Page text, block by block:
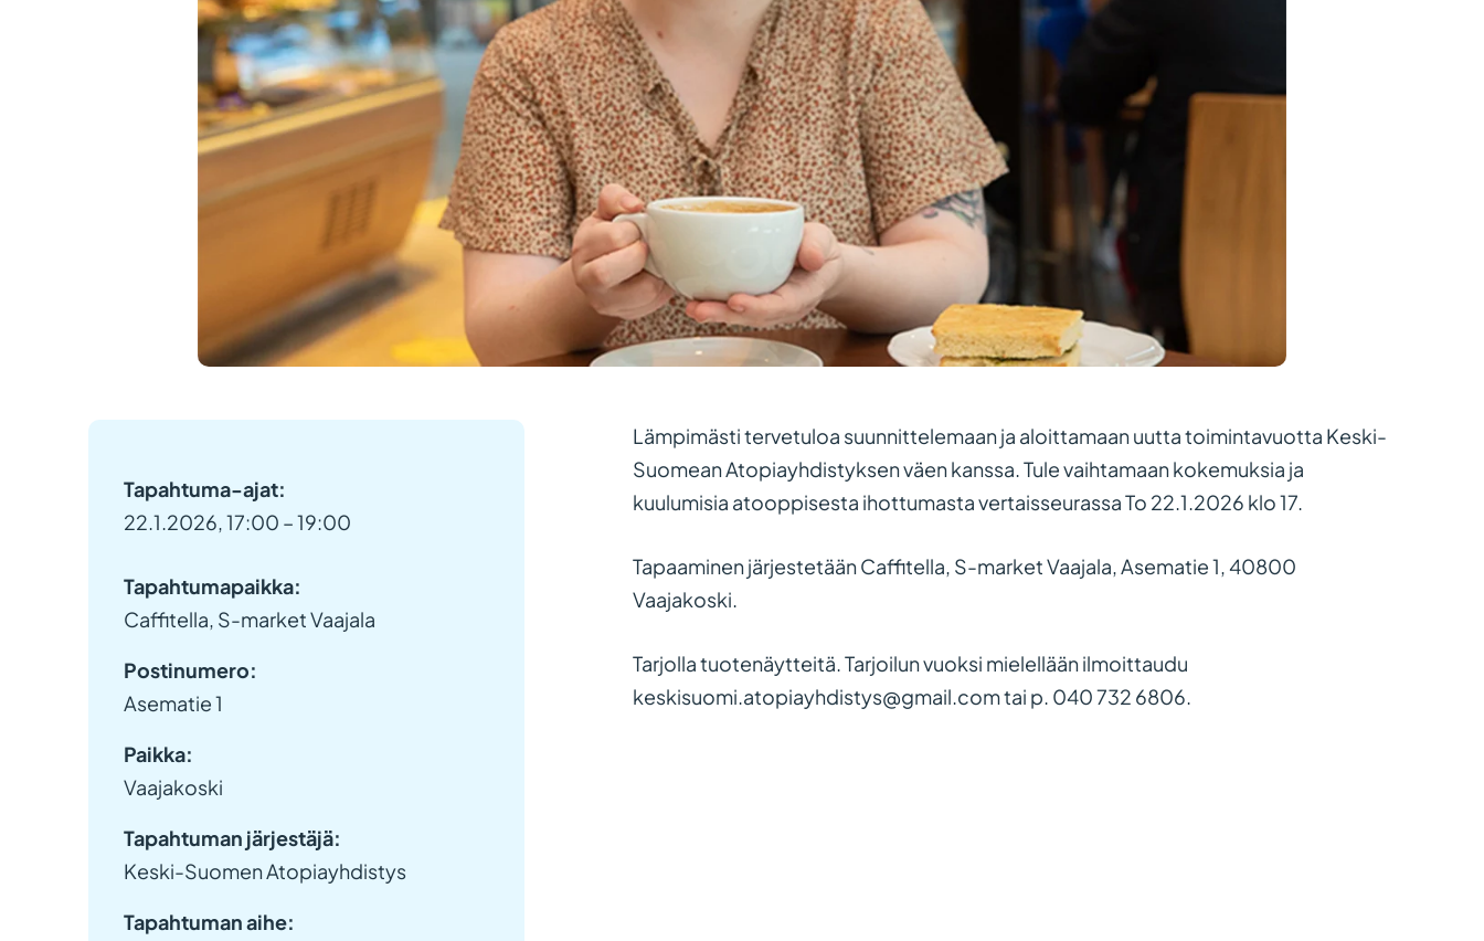
Tapahtuma-ajat:
22.1.2026, 17:00 – 19:00
Tapahtumapaikka:
Caffitella, S-market Vaajala
Postinumero:
Asematie 1
Paikka:
Vaajakoski
Tapahtuman järjestäjä:
Keski-Suomen Atopiayhdistys
Tapahtuman aihe:
Lämpimästi tervetuloa suunnittelemaan ja aloittamaan uutta toimintavuotta Keski-
Suomean Atopiayhdistyksen väen kanssa. Tule vaihtamaan kokemuksia ja
kuulumisia atooppisesta ihottumasta vertaisseurassa To 22.1.2026 klo 17.
Tapaaminen järjestetään Caffitella, S-market Vaajala, Asematie 1, 40800
Vaajakoski.
Tarjolla tuotenäytteitä. Tarjoilun vuoksi mielellään ilmoittaudu
keskisuomi.atopiayhdistys@gmail.com tai p. 040 732 6806.